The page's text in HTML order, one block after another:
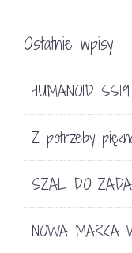
Ostatnie wpisy
HUMANOID SS19
Z potrzeby
SZAL DO
NOWA MARKA